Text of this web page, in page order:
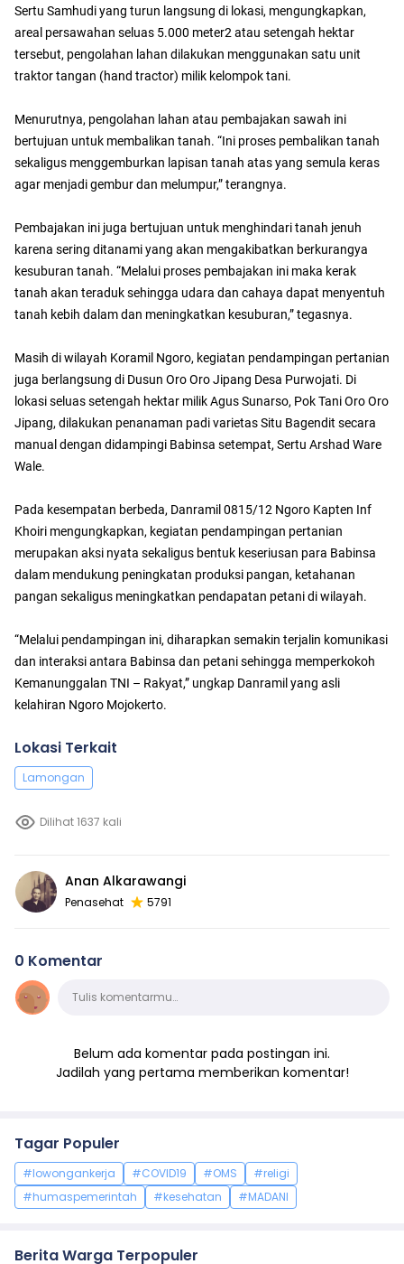
Sertu Samhudi yang turun langsung di lokasi, mengungkapkan,
areal persawahan seluas 5.000 meter2 atau setengah hektar
tersebut, pengolahan lahan dilakukan menggunakan satu unit
traktor tangan (hand tractor) milik kelompok tani.
Menurutnya, pengolahan lahan atau pembajakan sawah ini
bertujuan untuk membalikan tanah. “Ini proses pembalikan tanah
sekaligus menggemburkan lapisan tanah atas yang semula keras
agar menjadi gembur dan melumpur,” terangnya.
Pembajakan ini juga bertujuan untuk menghindari tanah jenuh
karena sering ditanami yang akan mengakibatkan berkurangya
kesuburan tanah. “Melalui proses pembajakan ini maka kerak
tanah akan teraduk sehingga udara dan cahaya dapat menyentuh
tanah kebih dalam dan meningkatkan kesuburan,” tegasnya.
Masih di wilayah Koramil Ngoro, kegiatan pendampingan pertanian
juga berlangsung di Dusun Oro Oro Jipang Desa Purwojati. Di
lokasi seluas setengah hektar milik Agus Sunarso, Pok Tani Oro Oro
Jipang, dilakukan penanaman padi varietas Situ Bagendit secara
manual dengan didampingi Babinsa setempat, Sertu Arshad Ware
Wale.
Pada kesempatan berbeda, Danramil 0815/12 Ngoro Kapten Inf
Khoiri mengungkapkan, kegiatan pendampingan pertanian
merupakan aksi nyata sekaligus bentuk keseriusan para Babinsa
dalam mendukung peningkatan produksi pangan, ketahanan
pangan sekaligus meningkatkan pendapatan petani di wilayah.
“Melalui pendampingan ini, diharapkan semakin terjalin komunikasi
dan interaksi antara Babinsa dan petani sehingga memperkokoh
Kemanunggalan TNI – Rakyat,” ungkap Danramil yang asli
kelahiran Ngoro Mojokerto.
Lokasi Terkait
Lamongan
Dilihat 1637 kali
Anan Alkarawangi
Penasehat 5791
0 Komentar
KomentarTulis komentarmu…
Belum ada komentar pada postingan ini.
Jadilah yang pertama memberikan komentar!
Tagar Populer
#lowongankerja #COVID19 #OMS
#religi
#humaspemerintah
#kesehatan #MADANI
Berita Warga Terpopuler